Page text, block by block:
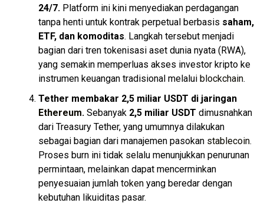
24/7. Platform ini kini menyediakan perdagangan
tanpa henti untuk kontrak perpetual berbasis saham,
ETF, dan komoditas. Langkah tersebut menjadi
bagian dari tren tokenisasi aset dunia nyata (RWA),
yang semakin memperluas akses investor kripto ke
instrumen keuangan tradisional melalui blockchain.
Tether membakar 2,5 miliar USDT di jaringan
Ethereum. Sebanyak 2,5 miliar USDT dimusnahkan
dari Treasury Tether, yang umumnya dilakukan
sebagai bagian dari manajemen pasokan stablecoin.
Proses burn ini tidak selalu menunjukkan penurunan
permintaan, melainkan dapat mencerminkan
penyesuaian jumlah token yang beredar dengan
kebutuhan likuiditas pasar.